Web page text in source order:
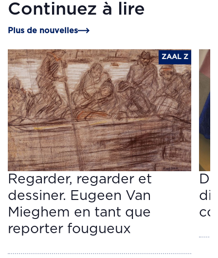
Continuez à lire
Plus de nouvelles
ZAAL Z
Regarder, regarder et
dessiner. Eugeen Van
Mieghem en tant que
reporter fougueux